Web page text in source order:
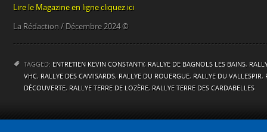
Lire le Magazine en ligne cliquez ici
La Rédaction / Décembre 2024 ©
TAGGED: ENTRETIEN KEVIN CONSTANTY, RALLYE DE BAGNOLS LES BAINS,
VHC, RALLYE DES CAMISARDS, RALLYE DU ROUERGUE, RALLYE DU VALLESPIR,
DÉCOUVERTE, RALLYE TERRE DE LOZÈRE, RALLYE TERRE DES CARDABELLES